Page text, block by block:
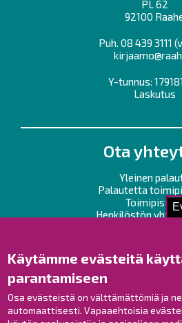
Käytämme evästeitä
parantamiseen
Osa evästeistä on välttämättömiä ja
automaattisesti. Vapaaehtoisia
PL 62
92100
Puh. 08 439 3111
Y-tunnus:
Laskutus
Ota
Yleinen
Palautetta
Toimipisteet
Henkilöstön
Raahe
Raahe
Raahe
Raahe